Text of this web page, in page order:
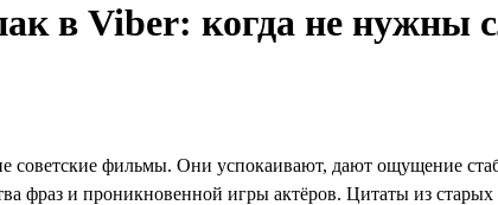
в Viber: когда не нужны
советские фильмы. Они успокаивают, дают ощущение
фраз и проникновенной игры актёров. Цитаты из